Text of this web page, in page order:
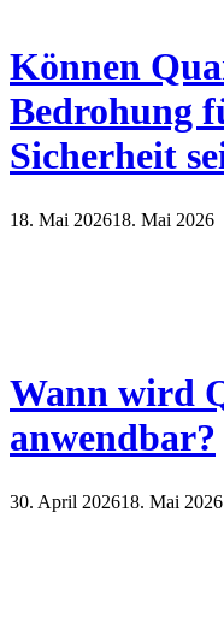
Können
Bedrohung
Sicherheit
18. Mai 202618. Mai 2026
Wann wird
anwendbar?
30. April 202618. Mai 2026